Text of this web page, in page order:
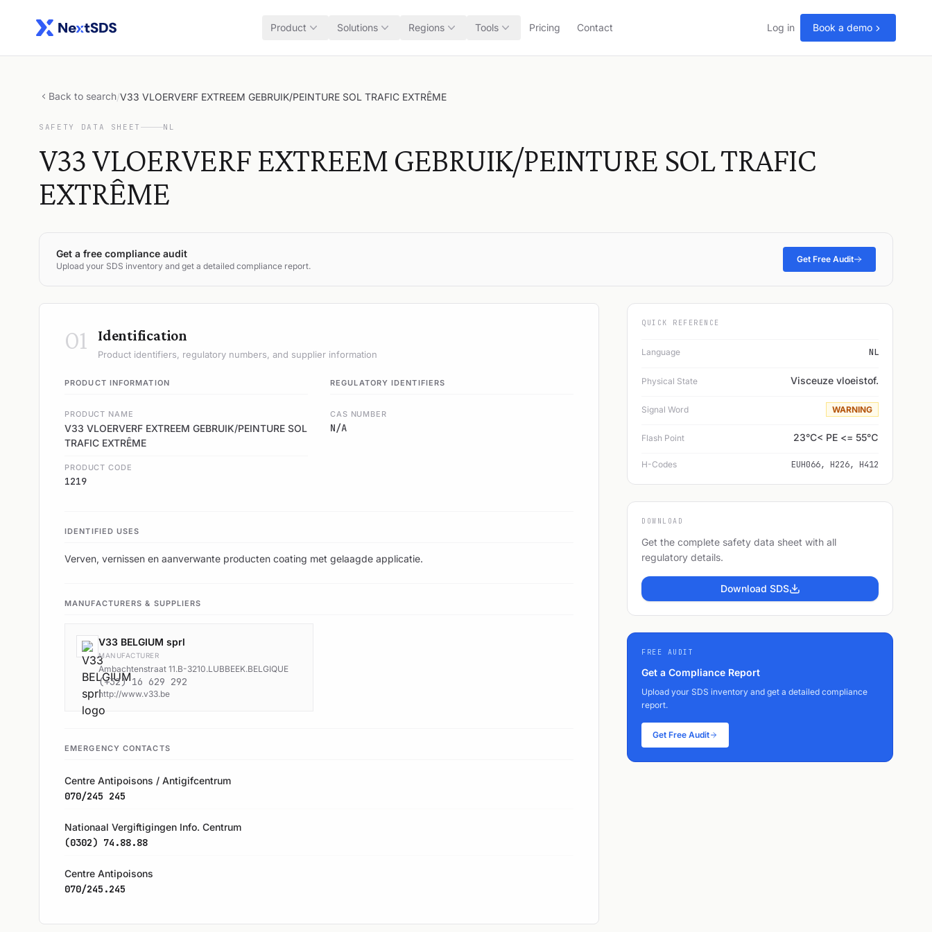
Product Solutions Regions Tools Pricing Contact Log in Book a demo
Back to search/V33 VLOERVERF EXTREEM GEBRUIK/PEINTURE SOL TRAFIC EXTRÊME
SAFETY DATA SHEET NL
V33 VLOERVERF EXTREEM GEBRUIK/PEINTURE SOL TRAFIC
EXTRÊME
Get a free compliance audit
Upload your SDS inventory and get a detailed compliance report.
Get Free Audit
01 Identification
Product identifiers, regulatory numbers, and supplier information
PRODUCT INFORMATION
PRODUCT NAME
V33 VLOERVERF EXTREEM GEBRUIK/PEINTURE SOL
TRAFIC EXTRÊME
PRODUCT CODE
1219
REGULATORY IDENTIFIERS
CAS NUMBER
N/A
IDENTIFIED USES
Verven, vernissen en aanverwante producten coating met gelaagde applicatie.
MANUFACTURERS & SUPPLIERS
V33 BELGIUM sprl
MANUFACTURER
Ambachtenstraat 11.B-3210.LUBBEEK.BELGIQUE
(+32) 16 629 292
http://www.v33.be
EMERGENCY CONTACTS
Centre Antipoisons / Antigifcentrum
070/245 245
Nationaal Vergiftigingen Info. Centrum
(0302) 74.88.88
Centre Antipoisons
070/245.245
QUICK REFERENCE
Language NL
Physical State Visceuze vloeistof.
Signal Word WARNING
Flash Point 23°C< PE <= 55℃
H-Codes EUH066, H226, H412
DOWNLOAD
Get the complete safety data sheet with all
regulatory details.
Download SDS
FREE AUDIT
Get a Compliance Report
Upload your SDS inventory and get a detailed compliance
report.
Get Free Audit